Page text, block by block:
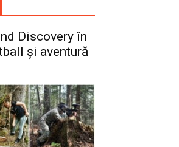
Discovery în
și aventură